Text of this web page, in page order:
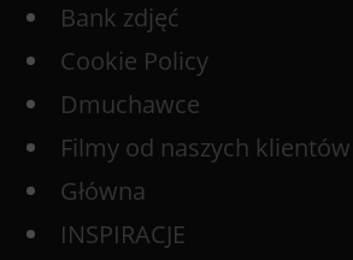
Bank zdjęć
Cookie Policy
Dmuchawce
Filmy od naszych klientów
Główna
INSPIRACJE